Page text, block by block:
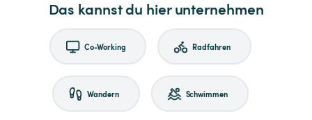
Das kannst du hier unternehmen
Co-Working Radfahren
Wandern Schwimmen